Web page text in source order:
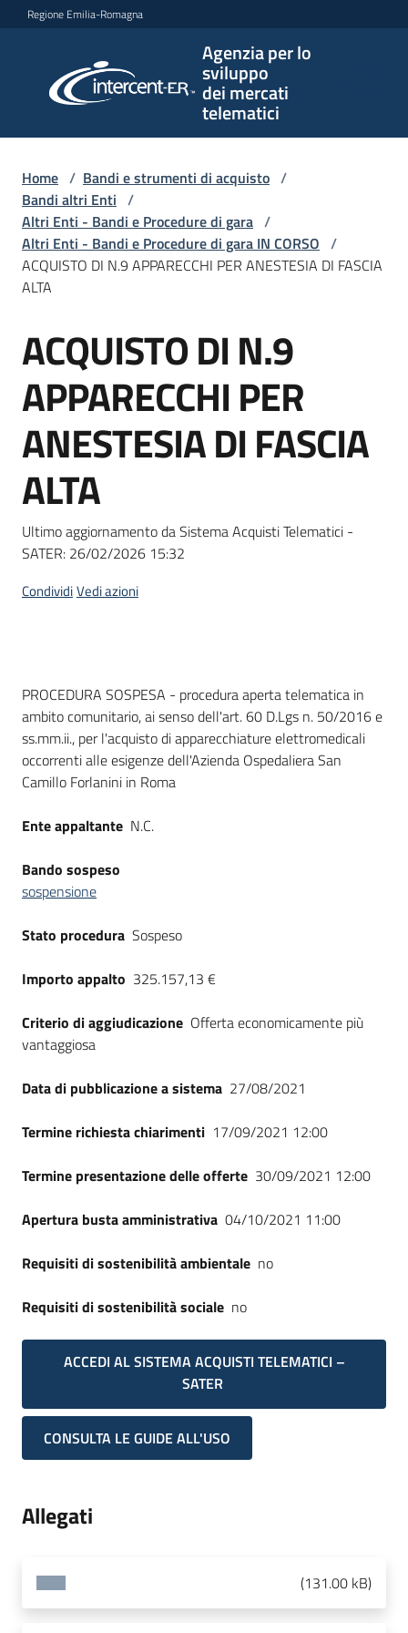
Vai al contenuto
Vai alla navigazione
Vai al footer
Regione Emilia-Romagna
Agenzia per lo
sviluppo
dei mercati
telematici
per lo
sviluppo
telematici
L'Agenzia
Bandi
e
strumenti
di
Supporto
Piattaforme
telematiche
English
site
Seguici
Home / Bandi e strumenti di acquisto /
Bandi altri Enti /
Altri Enti - Bandi e Procedure di gara /
Altri Enti - Bandi e Procedure di gara IN CORSO /
ACQUISTO DI N.9 APPARECCHI PER ANESTESIA DI FASCIA
ALTA
Salta al contenuto
ACQUISTO DI N.9
APPARECCHI PER
ANESTESIA DI FASCIA
ALTA
Ultimo aggiornamento da Sistema Acquisti Telematici -
SATER: 26/02/2026 15:32
CondividiVedi azioni
Dati del bando
PROCEDURA SOSPESA - procedura aperta telematica in
ambito comunitario, ai senso dell'art. 60 D.Lgs n. 50/2016 e
ss.mm.ii., per l'acquisto di apparecchiature elettromedicali
occorrenti alle esigenze dell'Azienda Ospedaliera San
Camillo Forlanini in Roma
Ente appaltante N.C.
Bando sospeso
sospensione
Stato procedura Sospeso
Importo appalto 325.157,13 €
Criterio di aggiudicazione Offerta economicamente più
vantaggiosa
Data di pubblicazione a sistema 27/08/2021
Termine richiesta chiarimenti 17/09/2021 12:00
Termine presentazione delle offerte 30/09/2021 12:00
Apertura busta amministrativa 04/10/2021 11:00
Requisiti di sostenibilità ambientale no
Requisiti di sostenibilità sociale no
ACCEDI AL SISTEMA ACQUISTI TELEMATICI –
SATER
CONSULTA LE GUIDE ALL'USO
Allegati
(131.00 kB)